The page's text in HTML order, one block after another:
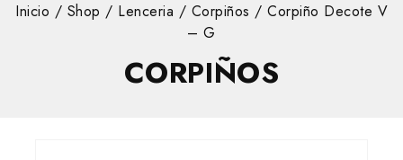
Inicio / Shop / Lenceria / Corpiños / Corpiño Decote V
– G
CORPIÑOS